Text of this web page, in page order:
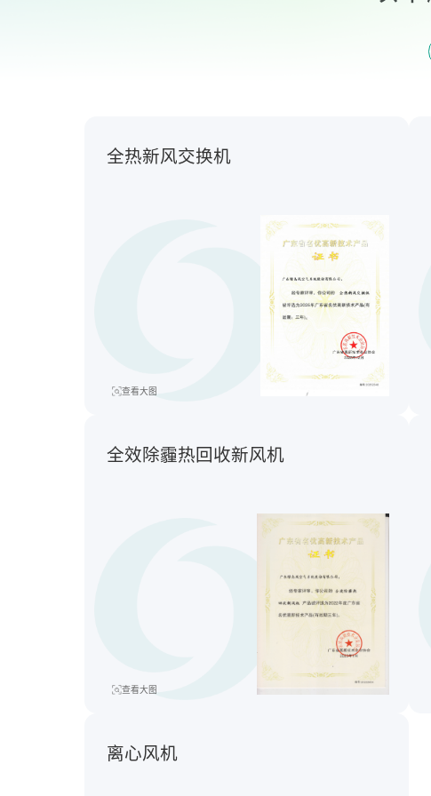
全热新风交换机
查看大图
全效除霾热回收新风机
查看大图
离心风机